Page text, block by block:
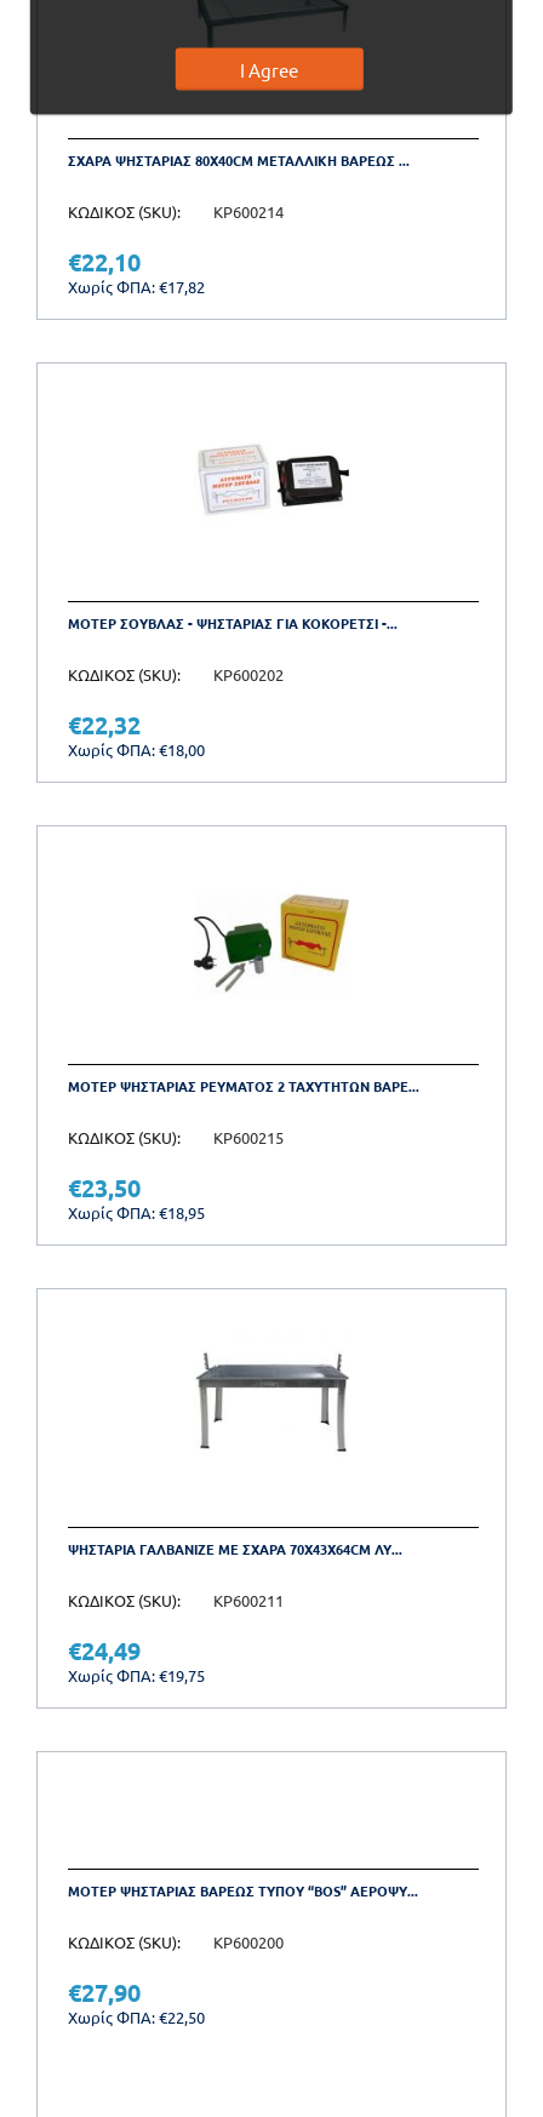
ΣΧΑΡΑ ΨΗΣΤΑΡΙΑΣ 80X40CM ΜΕΤΑΛΛΙΚΗ ΒΑΡΕΩΣ ...
ΚΩΔΙΚΟΣ (SKU): KP600214
€22,10
Χωρίς ΦΠΑ:€17,82
ΜΟΤΕΡ ΣΟΥΒΛΑΣ - ΨΗΣΤΑΡΙΑΣ ΓΙΑ ΚΟΚΟΡΕΤΣΙ -...
ΚΩΔΙΚΟΣ (SKU): KP600202
€22,32
Χωρίς ΦΠΑ:€18,00
ΜΟΤΕΡ ΨΗΣΤΑΡΙΑΣ ΡΕΥΜΑΤΟΣ 2 ΤΑΧΥΤΗΤΩΝ ΒΑΡΕ...
ΚΩΔΙΚΟΣ (SKU): KP600215
€23,50
Χωρίς ΦΠΑ:€18,95
ΨΗΣΤΑΡΙΑ ΓΑΛΒΑΝΙΖΕ ΜΕ ΣΧΑΡΑ 70X43X64CM ΛΥ...
ΚΩΔΙΚΟΣ (SKU): KP600211
€24,49
Χωρίς ΦΠΑ:€19,75
ΜΟΤΕΡ ΨΗΣΤΑΡΙΑΣ ΒΑΡΕΩΣ ΤΥΠΟΥ “BOS” ΑΕΡΟΨΥ...
ΚΩΔΙΚΟΣ (SKU): KP600200
€27,90
Χωρίς ΦΠΑ:€22,50
I Agree